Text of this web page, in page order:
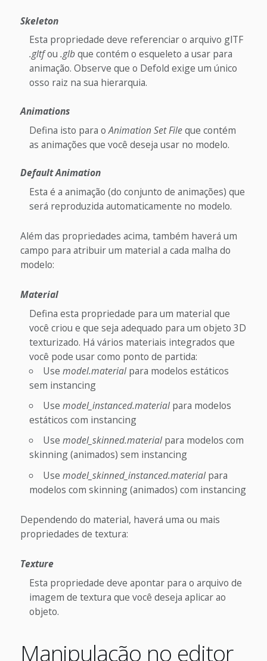
Skeleton
Esta propriedade deve referenciar o arquivo glTF
.gltfou.glbque contém o esqueleto a usar para
animação. Observe que o Defold exige um único
osso raiz na sua hierarquia.
Animations
Defina isto para oAnimation Set Fileque contém
as animações que você deseja usar no modelo.
Default Animation
Esta é a animação (do conjunto de animações) que
será reproduzida automaticamente no modelo.
Além das propriedades acima, também haverá um
campo para atribuir um material a cada malha do
modelo:
Material
Defina esta propriedade para um material que
você criou e que seja adequado para um objeto 3D
texturizado. Há vários materiais integrados que
você pode usar como ponto de partida:
Use model.materialpara modelos estáticos
sem instancing
Use model_instanced.materialpara modelos
estáticos com instancing
Use model_skinned.materialpara modelos com
skinning (animados) sem instancing
Use model_skinned_instanced.materialpara
modelos com skinning (animados) com instancing
Dependendo do material, haverá uma ou mais
propriedades de textura:
Texture
Esta propriedade deve apontar para o arquivo de
imagem de textura que você deseja aplicar ao
objeto.
Manipulação no editor